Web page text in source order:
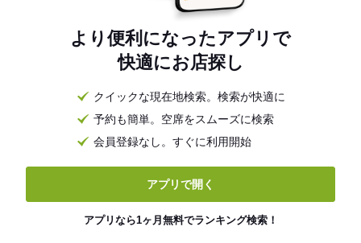
より便利になったアプリで
快適にお店探し
クイックな現在地検索。検索が快適に
予約も簡単。空席をスムーズに検索
会員登録なし。すぐに利用開始
アプリで開く
アプリなら1ヶ月無料でランキング検索！